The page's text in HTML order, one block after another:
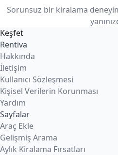
Kiralama koşullarına göre
Sorunsuz bir kiralama
Keşfet
Rentiva
Hakkında
İletişim
Kullanıcı Sözleşmesi
Kişisel Verilerin Korunması
Yardım
Sayfalar
Araç Ekle
Gelişmiş Arama
Aylık Kiralama Fırsatları